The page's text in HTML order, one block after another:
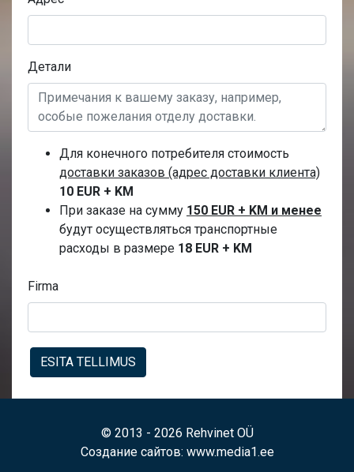
Детали
Для конечного потребителя стоимость
доставки заказов (адрес доставки клиента)
10 EUR + KM
При заказе на сумму 150 EUR + KM и менее
будут осуществляться транспортные
расходы в размере 18 EUR + KM
Firma
ESITA TELLIMUS
© 2013 - 2026 Rehvinet OÜ
Создание сайтов: www.media1.ee